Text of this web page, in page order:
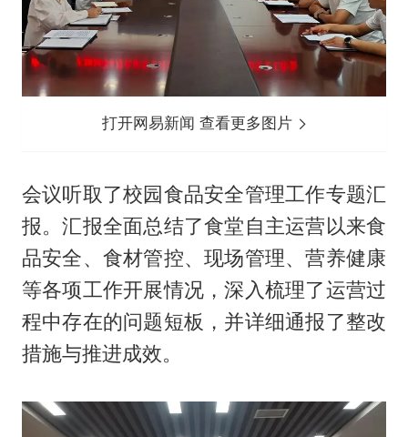
打开网易新闻 查看更多图片
会议听取了校园食品安全管理工作专题汇
报。汇报全面总结了食堂自主运营以来食
品安全、食材管控、现场管理、营养健康
等各项工作开展情况，深入梳理了运营过
程中存在的问题短板，并详细通报了整改
措施与推进成效。